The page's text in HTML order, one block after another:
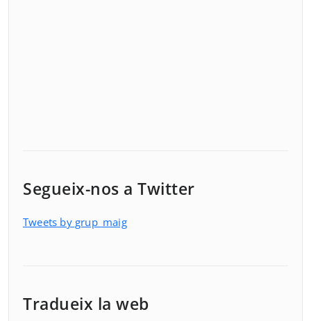
Segueix-nos a Twitter
Tweets by grup_maig
Tradueix la web